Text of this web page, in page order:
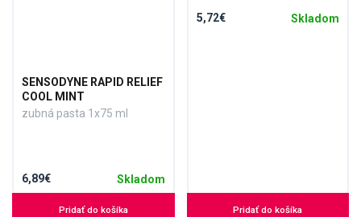
SENSODYNE RAPID RELIEF
COOL MINT
zubná pasta 1x75 ml
6,89€ Skladom
Pridať do košíka
5,72€ Skladom
Pridať do košíka